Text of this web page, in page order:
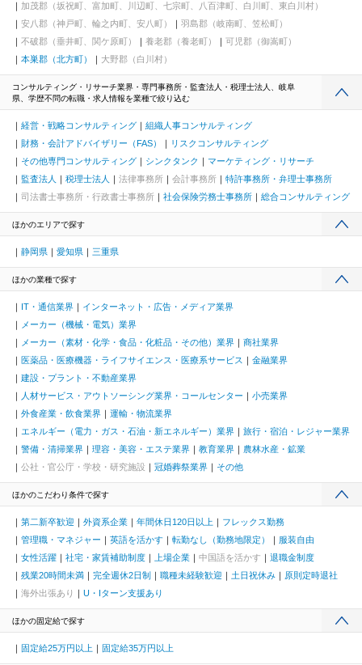
加茂郡（坂祝町、富加町、川辺町、七宗町、八百津町、白川町、東白川村）
安八郡（神戸町、輪之内町、安八町）
羽島郡（岐南町、笠松町）
不破郡（垂井町、関ケ原町）
養老郡（養老町）
可児郡（御嵩町）
本巣郡（北方町）
大野郡（白川村）
コンサルティング・リサーチ業界・専門事務所・監査法人・税理士法人、岐阜
県、学歴不問の転職・求人情報を業種で絞り込む
経営・戦略コンサルティング
組織人事コンサルティング
財務・会計アドバイザリー（FAS）
リスクコンサルティング
その他専門コンサルティング
シンクタンク
マーケティング・リサーチ
監査法人
税理士法人 法律事務所 会計事務所
特許事務所・弁理士事務所
司法書士事務所・行政書士事務所
社会保険労務士事務所 総合コンサルティング
ほかのエリアで探す
静岡県 愛知県 三重県
ほかの業種で探す
IT・通信業界
インターネット・広告・メディア業界
メーカー（機械・電気）業界
メーカー（素材・化学・食品・化粧品・その他）業界
商社業界
医薬品・医療機器・ライフサイエンス・医療系サービス
金融業界
建設・プラント・不動産業界
人材サービス・アウトソーシング業界・コールセンター
小売業界
外食産業・飲食業界
運輸・物流業界
エネルギー（電力・ガス・石油・新エネルギー）業界
旅行・宿泊・レジャー業界
警備・清掃業界
理容・美容・エステ業界 教育業界
農林水産・鉱業
公社・官公庁・学校・研究施設
冠婚葬祭業界 その他
ほかのこだわり条件で探す
第二新卒歓迎 外資系企業 年間休日120日以上
フレックス勤務
管理職・マネジャー
英語を活かす 転勤なし（勤務地限定）
服装自由
女性活躍
社宅・家賃補助制度 上場企業 中国語を活かす
退職金制度
残業20時間未満
完全週休2日制 職種未経験歓迎 土日祝休み
原則定時退社
海外出張あり
U・Iターン支援あり
ほかの固定給で探す
固定給25万円以上 固定給35万円以上